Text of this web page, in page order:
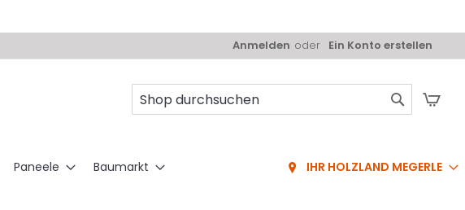
Anmelden Ein Konto erstellen
Paneele Baumarkt IHR HOLZLAND MEGERLE